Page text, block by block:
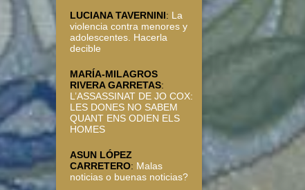
LUCIANA TAVERNINI: La
violencia contra menores y
adolescentes. Hacerla
decible
MARÍA-MILAGROS
RIVERA GARRETAS:
L’ASSASSINAT DE JO COX:
LES DONES NO SABEM
QUANT ENS ODIEN ELS
HOMES
ASUN LÓPEZ
CARRETERO: Malas
noticias o buenas noticias?